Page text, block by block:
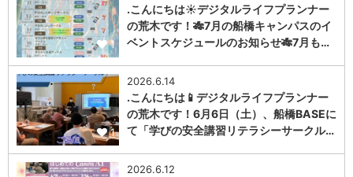
1
.こんにちは☀️デジタルライフプランナー
の荒木です！🎋7月の船橋キャンパスのイ
ベントスケジュールのお知らせ🎋7月も…
1
2026.6.14
.こんにちは📱デジタルライフプランナー
の荒木です！6月6日（土）、船橋BASEに
て「学びの安全講習リテラシーサークル…
2026.6.12